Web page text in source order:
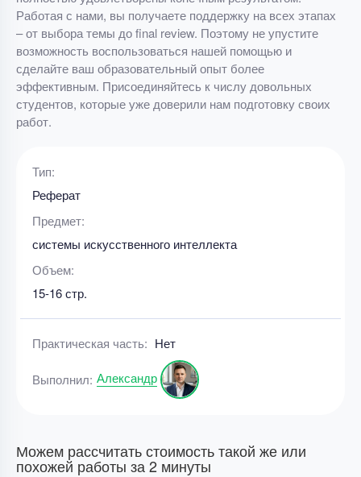
Работая с нами, вы получаете поддержку на всех этапах
– от выбора темы до final review. Поэтому не упустите
возможность воспользоваться нашей помощью и
сделайте ваш образовательный опыт более
эффективным. Присоединяйтесь к числу довольных
студентов, которые уже доверили нам подготовку своих
работ.
Тип:
Реферат
Предмет:
системы искусственного интеллекта
Объем:
15-16 стр.
Практическая часть: Нет
Выполнил: Александр
Можем рассчитать стоимость такой же или
похожей работы за 2 минуты